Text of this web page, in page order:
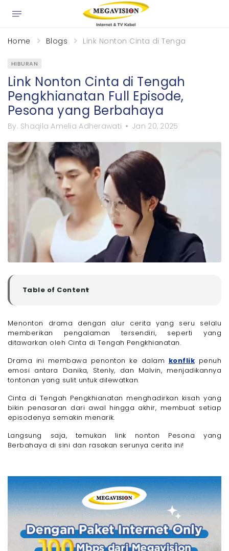
Home Blogs Link Nonton Cinta di Tengah
HIBURAN
Link Nonton Cinta di Tengah
Pengkhianatan Full Episode,
Pesona yang Berbahaya
By: Shaqila Amelia Adherawati Jan 20, 2025
Table of Content
▼
Cast di Drama Cinta di Tengah Pengkhianatan
- 1. Danika
- 3. Malvin
Link Nonton Cinta di Tengah Pengkhianatan Drama
China
Saksikan Drama China Cinta di Tengah
Pengkhianatan dengan Pakai Paket Internet Only 100
Mbps dari Megavision, Buat Pengalaman Nontonmu
Naik Kelas!
Menonton drama dengan alur cerita yang seru selalu
memberikan pengalaman tersendiri, seperti yang
ditawarkan oleh Cinta di Tengah Pengkhianatan.
Drama ini membawa penonton ke dalam konflik penuh
emosi antara Danika, Stenly, dan Malvin, menjadikannya
tontonan yang sulit untuk dilewatkan.
Cinta di Tengah Pengkhianatan menghadirkan kisah yang
bikin penasaran dari awal hingga akhir, membuat setiap
episodenya semakin menarik.
Langsung saja, temukan link nonton Pesona yang
Berbahaya di sini dan rasakan serunya cerita ini!